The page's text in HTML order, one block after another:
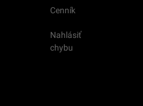
Cenník
Nahlásiť
chybu